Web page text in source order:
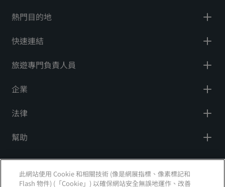
熱門目的地
快速連結
旅遊專門負責人員
企業
法律
幫助
此網站使用 Cookie 和相關技術 (像是網展指標、像素標記和
Flash 物件) (「Cookie」) 以確保網站安全無誤地運作、改善